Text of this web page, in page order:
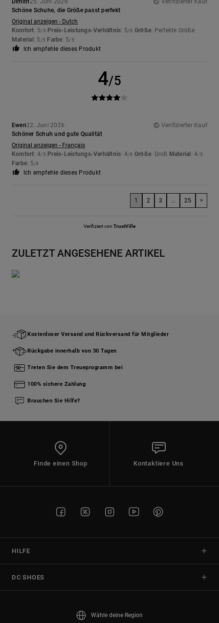
Schöne Schuhe, die Größe passt perfekt
Original anzeigen - Dutch
Komfort: 5/5 Preis-Leistungs-Verhältnis: 5/5 Größe: Perfekte Größe
Material: 5 /5 Farbe: 5/5
Ich empfehle dieses Produkt
4/5
Ewen22. Juni 2026
Verifizierter Kauf
Schöner Schuh und gute Qualität
Original anzeigen - Français
Komfort: 4/5 Preis-Leistungs-Verhältnis: 4/5 Größe: Groß Material: 4/5
Farbe: 5/5
Ich empfehle dieses Produkt
1 2 3 ... 25 >
Verifiziert von TrustVille
ZULETZT ANGESEHENE ARTIKEL
Kostenloser Versand und Rückversand für Mitglieder
Rückgabe innerhalb von 30 Tagen
Treten Sie dem Treueprogramm bei
100% sichere Zahlung
Brauchen Sie Hilfe?
Finde einen Shop Kontaktiere Uns
HILFE
DC SHOES
Wähle deine Region